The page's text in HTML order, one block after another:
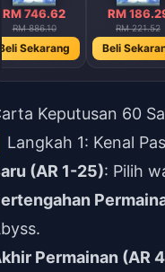
RM 746.62
RM 886.10
Beli Sekarang
RM
RM 221.52
Beli
Keputusan 60
Langkah 1: Kenal
(AR 1-25): Pilih
Permainan (AR